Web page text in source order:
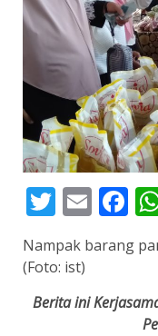
Twitter
Nampak barang
(Foto: ist)
Berita ini